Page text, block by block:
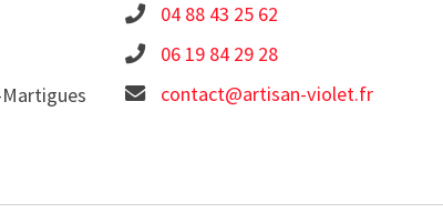
04 88 43 25 62
06 19 84 29 28
contact@artisan-violet.fr